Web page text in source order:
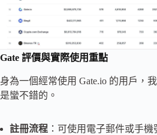
Gate 評價與實際使用重點
身為一個經常使用 Gate.io 的用戶，
是蠻不錯的。
註冊流程 ：可使用電子郵件或手